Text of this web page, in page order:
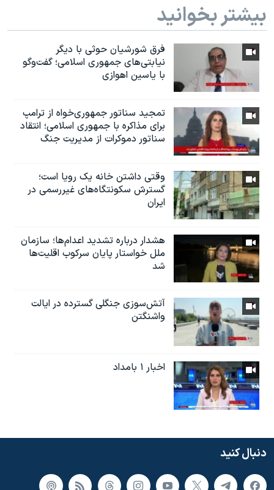
بیشتر بخوانید
فرق شورشیان حوثی با دیگر
نیابتی‌های جمهوری اسلامی؛ گفت‌وگو
با یاسین اهوازی
تمجید سناتور جمهوری‌خواه از ترامپ
برای مذاکره با جمهوری اسلامی؛ انتقاد
سناتور دموکرات از مدیریت جنگ
وقتی داشتن خانه یک رویا است؛
گسترش سکونتگاه‌های غیررسمی در
ایران
هشدار درباره تشدید اعدام‌ها؛ سازمان
ملل خواستار پایان سرکوب اقلیت‌ها
شد
آتش‌سوزی جنگلی گسترده در ایالت
واشنگتن
اخبار ۱ بامداد
دنبال کنید